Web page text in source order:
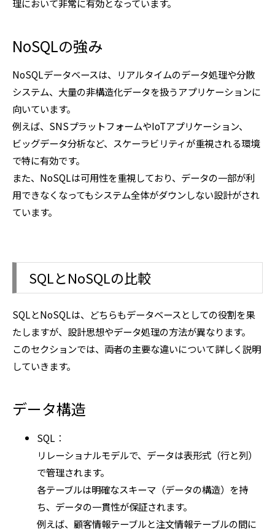
理において非常に有効となっています。
NoSQLの強み
NoSQLデータベースは、リアルタイムのデータ処理や分散
システム、大量の非構造化データを扱うアプリケーションに
向いています。
例えば、SNSプラットフォームやIoTアプリケーション、
ビッグデータ分析など、スケーラビリティが重視される環境
で特に有効です。
また、NoSQLは可用性を重視しており、データの一部が利
用できなくなってもシステム全体がダウンしない設計がされ
ています。
SQLとNoSQLの比較
SQLとNoSQLは、どちらもデータベースとしての役割を果
たしますが、設計思想やデータ処理の方法が異なります。
このセクションでは、両者の主要な違いについて詳しく説明
していきます。
データ構造
SQL：
リレーショナルモデルで、データは表形式（行と列）
で管理されます。
各テーブルは明確なスキーマ（データの構造）を持
ち、データの一貫性が保証されます。
例えば、顧客情報テーブルと注文情報テーブルの間に